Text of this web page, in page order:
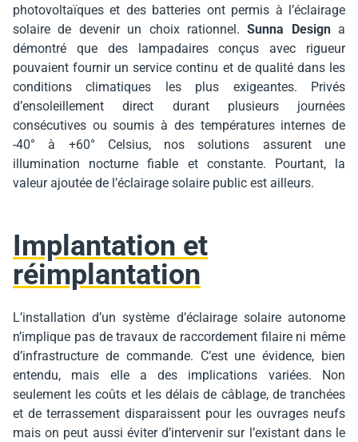
photovoltaïques et des batteries ont permis à l’éclairage
solaire de devenir un choix rationnel.Sunna Designa
démontré que des lampadaires conçus avec rigueur
pouvaient fournir un service continu et de qualité dans les
conditions climatiques les plus exigeantes. Privés
d’ensoleillement direct durant plusieurs journées
consécutives ou soumis à des températures internes de
-40° à +60° Celsius, nos solutions assurent une
illumination nocturne fiable et constante. Pourtant, la
valeur ajoutée de l’éclairage solaire public est ailleurs.
Implantation et
réimplantation
L’installation d’un système d’éclairage solaire autonome
n’implique pas de travaux de raccordement filaire ni même
d’infrastructure de commande. C’est une évidence, bien
entendu, mais elle a des implications variées. Non
seulement les coûts et les délais de câblage, de tranchées
et de terrassement disparaissent pour les ouvrages neufs
mais on peut aussi éviter d’intervenir sur l’existant dans le